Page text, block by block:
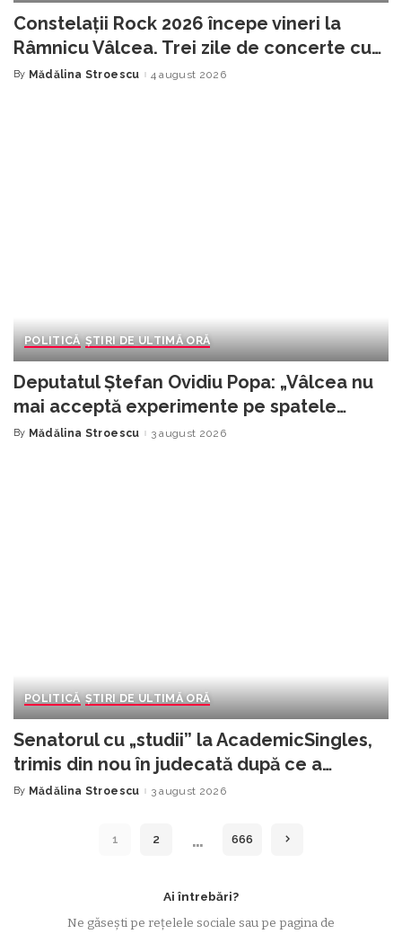
Constelații Rock 2026 începe vineri la
Râmnicu Vâlcea. Trei zile de concerte cu
intrare liberă la Arenele Traian
Posted
By Mădălina Stroescu 4 august 2026
POLITICĂ ȘTIRI DE ULTIMĂ ORĂ
Deputatul Ștefan Ovidiu Popa: „Vâlcea nu
mai acceptă experimente pe spatele
oamenilor! CET Govora trebuie protejat”
Posted
By Mădălina Stroescu 3 august 2026
POLITICĂ ȘTIRI DE ULTIMĂ ORĂ
Senatorul cu „studii” la AcademicSingles,
trimis din nou în judecată după ce a
condus cu permisul suspendat
Posted
By Mădălina Stroescu 3 august 2026
1 2 … 666
Ai întrebări?
Ne găsești pe rețelele sociale sau pe pagina de